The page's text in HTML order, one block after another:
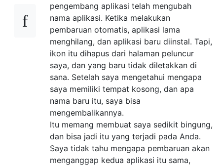
pengembang aplikasi telah mengubah
nama aplikasi. Ketika melakukan
pembaruan otomatis, aplikasi lama
menghilang, dan aplikasi baru diinstal. Tapi,
ikon itu dihapus dari halaman peluncur
saya, dan yang baru tidak diletakkan di
sana. Setelah saya mengetahui mengapa
saya memiliki tempat kosong, dan apa
nama baru itu, saya bisa
mengembalikannya.
Itu memang membuat saya sedikit bingung,
dan bisa jadi itu yang terjadi pada Anda.
Saya tidak tahu mengapa pembaruan akan
menganggap kedua aplikasi itu sama,